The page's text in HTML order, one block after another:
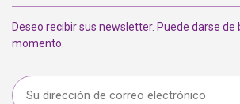
Deseo recibir sus newsletter. Puede darse de
momento.